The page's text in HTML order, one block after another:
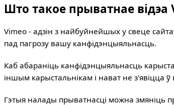
Што такое прыватнае відэа
Vimeo - адзін з найбуйнейшых у свеце
пад пагрозу вашу канфідэнцыяльнасць.
Каб абараніць канфідэнцыяльнасць
іншым карыстальнікам і нават не з'явіцца
Гэтыя налады прыватнасці можна змяніць